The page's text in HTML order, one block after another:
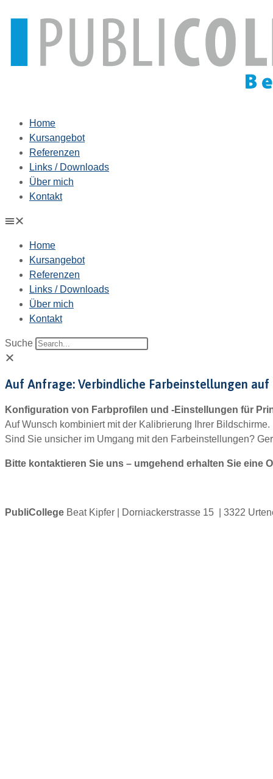
Home
Kursangebot
Referenzen
Links / Downloads
Über mich
Kontakt
Home
Kursangebot
Referenzen
Links / Downloads
Über mich
Kontakt
Suche
Auf Anfrage: Verbindliche Farbeinstellungen auf
Konfiguration von Farbprofilen und -Einstellungen für
Auf Wunsch kombiniert mit der Kalibrierung Ihrer Bildschirme.
Sind Sie unsicher im Umgang mit den Farbeinstellungen?
Bitte kontaktieren Sie uns – umgehend erhalten Sie eine
PubliCollege Beat Kipfer | Dorniackerstrasse 15 | 3322